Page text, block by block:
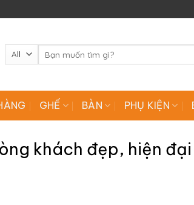
kiếm:
GHẾ BÀN PHỤ KIỆN
khách đẹp, hiện